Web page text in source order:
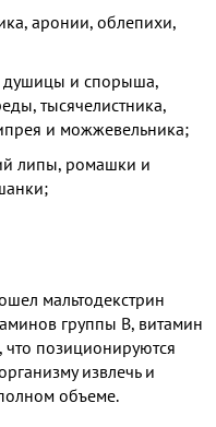
аронии, облепихи,
душицы и спорыша,
тысячелистника,
и можжевельника;
липы, ромашки и
мальтодекстрин
группы В, витамин
что позиционируются
извлечь и
объеме.